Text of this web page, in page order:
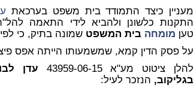
מעניין כיצד התמודד בית משפט בערכאת
התקנות כלשונן ולהביא לידי התאמה
טען מומחה בית המשפט שמונה בתיק, כי
על פסק הדין קמא, שמשמעותו הייתה אפס
להלן ציטוט מע"א 43959-06-15
בגליקוב, הנזכר לעיל: